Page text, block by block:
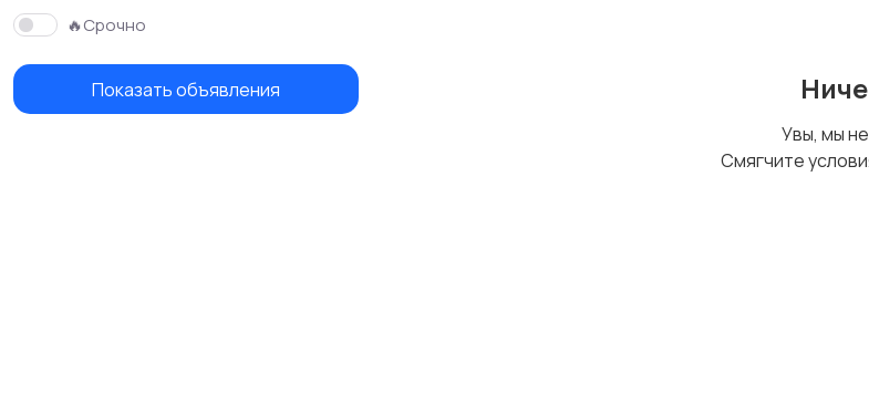
🔥Срочно
Показать объявления
Увы, мы
Смягчите